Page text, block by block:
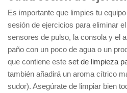
Es importante que limpies tu
sesión de ejercicios para eliminar
sensores de pulso, la consola y el
paño con un poco de agua o un
que contiene este set de limpieza
también añadirá un aroma cítrico
sudor). Asegúrate de limpiar bien